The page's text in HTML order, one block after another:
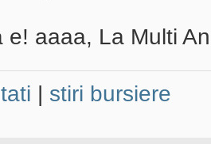
e! aaaa, La Multi
stiri bursiere